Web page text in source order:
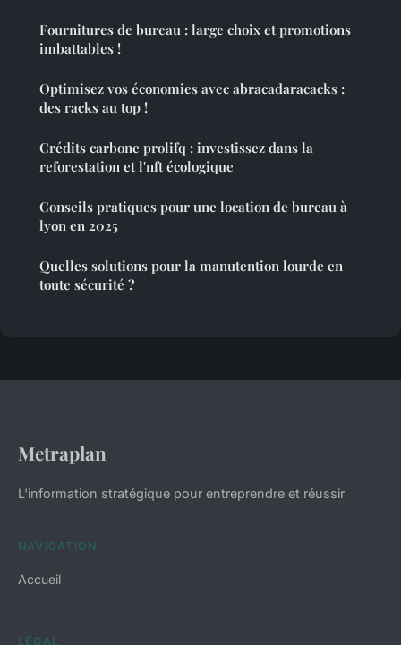
Fournitures de bureau : large choix et promotions
imbattables !
Optimisez vos économies avec abracadaracacks :
des racks au top !
Crédits carbone prolifq : investissez dans la
reforestation et l'nft écologique
Conseils pratiques pour une location de bureau à
lyon en 2025
Quelles solutions pour la manutention lourde en
toute sécurité ?
Metraplan
L'information stratégique pour entreprendre et réussir
NAVIGATION
Accueil
LÉGAL